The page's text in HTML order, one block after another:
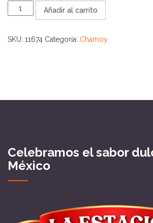
CHAMOY
TORITO
TORIGOL
Añadir al carrito
SKU: 11674 Categoría: Chamoy
Celebramos el sabor
México